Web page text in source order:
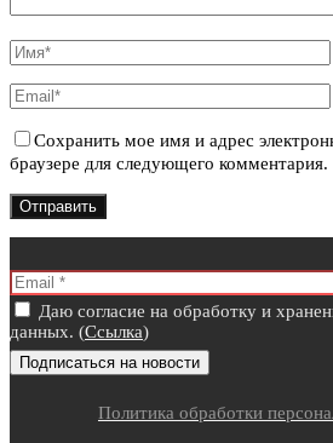
Сохранить мое имя и адрес
браузере для следующего комментария.
Даю согласие на обработку и
данных. (Ссылка)
Политика обработки